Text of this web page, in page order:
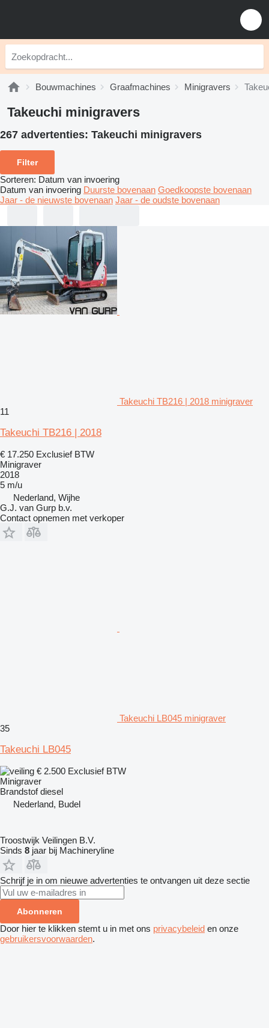
Bouwmachines Graafmachines Minigravers
Takeuchi minigravers
267 advertenties: Takeuchi minigravers
Filter
Sorteren: Datum van invoering
Datum van invoering Duurste bovenaan Goedkoopste bovenaan
Jaar - de nieuwste bovenaan Jaar - de oudste bovenaan
Takeuchi TB216 | 2018 minigraver
11
Takeuchi TB216 | 2018
€ 17.250 Exclusief BTW
Minigraver
2018
5 m/u
Nederland, Wijhe
G.J. van Gurp b.v.
Contact opnemen met verkoper
Takeuchi LB045 minigraver
35
Takeuchi LB045
€ 2.500 Exclusief BTW
Minigraver
Brandstof diesel
Nederland, Budel
Troostwijk Veilingen B.V.
Sinds 8 jaar bij Machineryline
Schrijf je in om nieuwe advertenties te ontvangen uit deze sectie
Abonneren
Door hier te klikken stemt u in met ons privacybeleid en onze
gebruikersvoorwaarden.